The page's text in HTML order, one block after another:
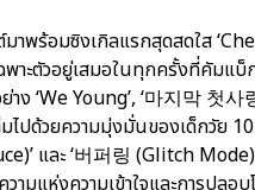
มาพร้อมซิงเกิลแรกสุดสดใส
าะตัวอยู่เสมอในทุกครั้งที่คัมแ
‘We Young’, ‘마지막 첫
ปด้วยความมุ่งมั่นของเด็กวัย 10
และ ‘버퍼링 (Glitch
ามแห่งความเข้าใจและการปล